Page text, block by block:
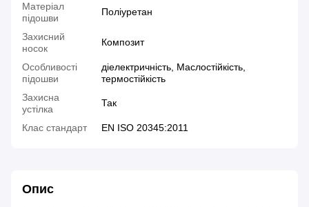
Матеріал
підошви
Поліуретан
Захисний
носок
Композит
Особливості
підошви
діелектричність, Маслостійкість,
термостійкість
Захисна
устілка
Так
Клас стандарт EN ISO 20345:2011
Опис